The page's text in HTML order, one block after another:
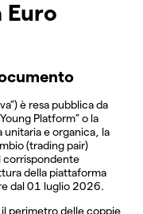
Euro
è resa pubblica da
Platform” o la
unitaria e organica, la
(trading pair)
corrispondente
della piattaforma
dal 01 luglio 2026.
il perimetro delle coppie